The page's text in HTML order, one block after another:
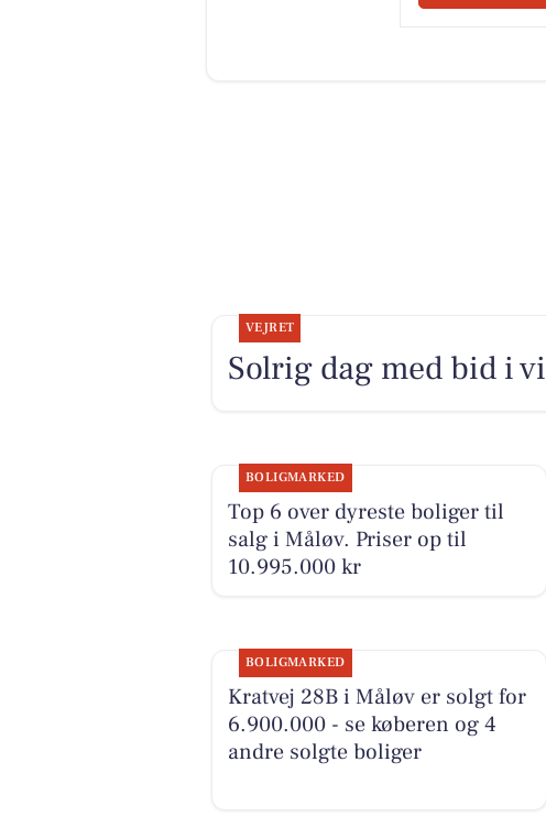
VEJRET
Solrig dag med bid i
BOLIGMARKED
Top 6 over dyreste boliger til
salg i Måløv. Priser op til
10.995.000 kr
BOLIGMARKED
Kratvej 28B i Måløv er solgt for
6.900.000 - se køberen og 4
andre solgte boliger